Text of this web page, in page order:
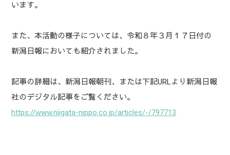
います。
また、本活動の様子については、令和８年３月１７日付の
新潟日報においても紹介されました。
記事の詳細は、新潟日報朝刊、または下記URLより新潟日報
社のデジタル記事をご覧ください。
https://www.niigata-nippo.co.jp/articles/-/797713